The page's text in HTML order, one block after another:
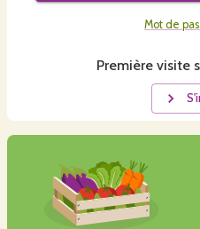
Mot de
Première visite